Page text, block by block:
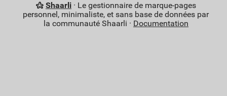
Shaarli· Le gestionnaire de marque-pages
personnel, minimaliste, et sans base de données par
la communauté Shaarli · Documentation